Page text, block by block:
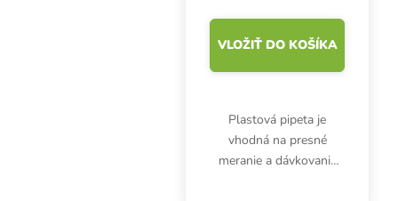
VLOŽIŤ DO KOŠÍKA
Plastová pipeta je
vhodná na presné
meranie a dávkovanie